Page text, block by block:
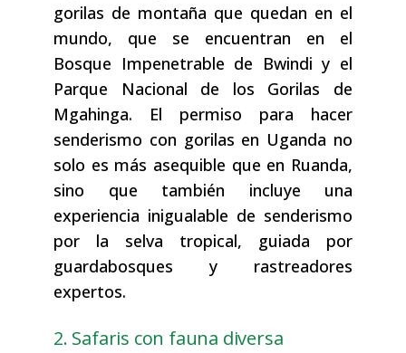
gorilas de montaña que quedan en el
mundo, que se encuentran en el
Bosque Impenetrable de Bwindi y el
Parque Nacional de los Gorilas de
Mgahinga. El permiso para hacer
senderismo con gorilas en Uganda no
solo es más asequible que en Ruanda,
sino que también incluye una
experiencia inigualable de senderismo
por la selva tropical, guiada por
guardabosques y rastreadores
expertos.
2. Safaris con fauna diversa